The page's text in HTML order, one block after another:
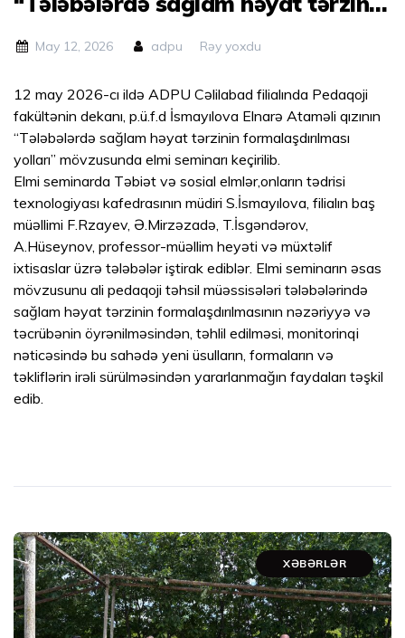
formalaşdırılması yolları”
May 12, 2026 adpu Rəy yoxdu
12 may 2026-cı ildə ADPU Cəlilabad filialında Pedaqoji
fakültənin dekanı, p.ü.f.d İsmayılova Elnarə Ataməli qızının
“Tələbələrdə sağlam həyat tərzinin formalaşdırılması
yolları” mövzusunda elmi seminarı keçirilib.
Elmi seminarda Təbiət və sosial elmlər,onların tədrisi
texnologiyası kafedrasının müdiri S.İsmayılova, filialın baş
müəllimi F.Rzayev, Ə.Mirzəzadə, T.İsgəndərov,
A.Hüseynov, professor-müəllim heyəti və müxtəlif
ixtisaslar üzrə tələbələr iştirak ediblər. Elmi seminarın əsas
mövzusunu ali pedaqoji təhsil müəssisələri tələbələrində
sağlam həyat tərzinin formalaşdırılmasının nəzəriyyə və
təcrübənin öyrənilməsindən, təhlil edilməsi, monitorinqi
nəticəsində bu sahədə yeni üsulların, formaların və
təkliflərin irəli sürülməsindən yararlanmağın faydaları təşkil
edib.
XƏBƏRLƏR